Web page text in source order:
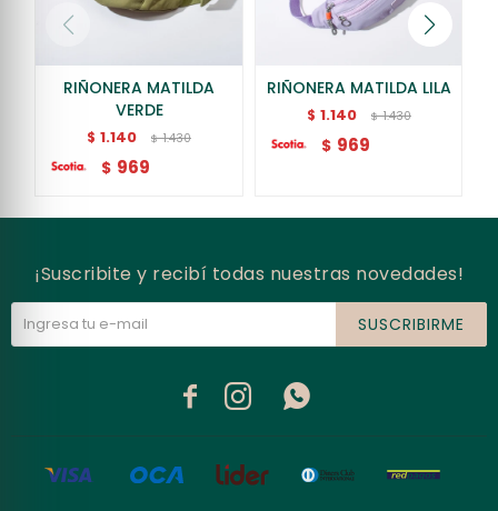
RIÑONERA MATILDA
VERDE
$ 1.140 $ 1.430
$ 969
RIÑONERA MATILDA LILA
$ 1.140 $ 1.430
$ 969
¡Suscribite y recibí todas nuestras novedades!
SUSCRIBIRME
  